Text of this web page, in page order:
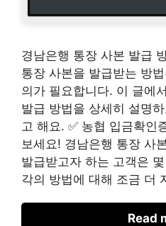
경남은행 통장 사본 발급
통장 사본을 발급받는 방
의가 필요합니다. 이 글에
발급 방법을 상세히 설명
고 해요. ✅ 농협 입금확인
보세요! 경남은행 통장 사
발급받고자 하는 고객은
각의 방법에 대해 조금 더
Read